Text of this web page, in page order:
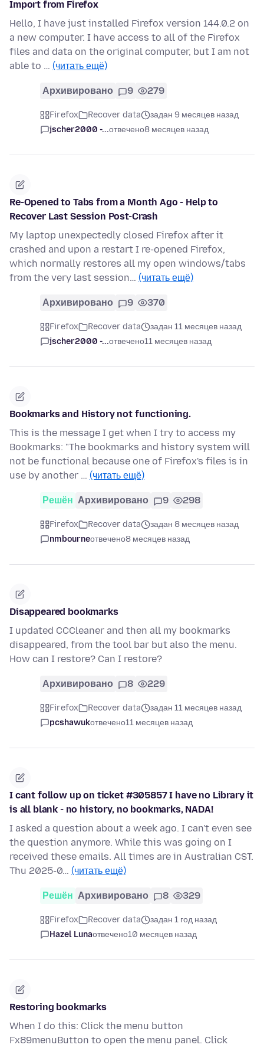
Import from Firefox
Hello, I have just installed Firefox version 144.0.2 on
a new computer. I have access to all of the Firefox
files and data on the original computer, but I am not
able to … (читать ещё)
Архивировано 9 279
Firefox Recover data
задан 9 месяцев назад
jscher2000 -...отвечено8 месяцев назад
Re-Opened to Tabs from a Month Ago - Help to
Recover Last Session Post-Crash
My laptop unexpectedly closed Firefox after it
crashed and upon a restart I re-opened Firefox,
which normally restores all my open windows/tabs
from the very last session… (читать ещё)
Архивировано 9 370
Firefox Recover data
задан 11 месяцев назад
jscher2000 -...отвечено11 месяцев назад
Bookmarks and History not functioning.
This is the message I get when I try to access my
Bookmarks: "The bookmarks and history system will
not be functional because one of Firefox's files is in
use by another … (читать ещё)
Решён Архивировано 9 298
Firefox Recover data
задан 8 месяцев назад
nmbourneотвечено8 месяцев назад
Disappeared bookmarks
I updated CCCleaner and then all my bookmarks
disappeared, from the tool bar but also the menu.
How can I restore? Can I restore?
Архивировано 8 229
Firefox Recover data
задан 11 месяцев назад
pcshawukотвечено11 месяцев назад
I cant follow up on ticket #305857 I have no Library it
is all blank - no history, no bookmarks, NADA!
I asked a question about a week ago. I can't even see
the question anymore. While this was going on I
received these emails. All times are in Australian CST.
Thu 2025-0… (читать ещё)
Решён Архивировано 8 329
Firefox Recover data
задан 1 год назад
Hazel Lunaотвечено10 месяцев назад
Restoring bookmarks
When I do this: Click the menu button
Fx89menuButton to open the menu panel. Click